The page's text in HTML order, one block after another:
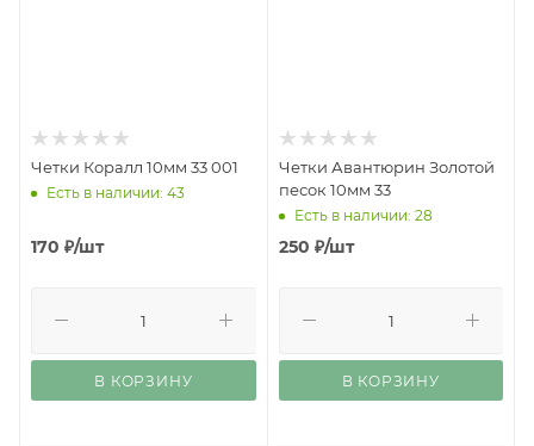
Четки Коралл 10мм 33 001
Есть в наличии: 43
170 ₽/шт
В КОРЗИНУ
Четки Авантюрин Золотой
песок 10мм 33
Есть в наличии: 28
250 ₽/шт
В КОРЗИНУ